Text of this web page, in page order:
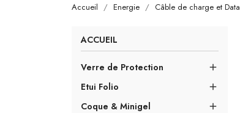
Accueil Energie Câble de charge et Data
ACCUEIL
Verre de Protection 
Etui Folio 
Coque & Minigel 